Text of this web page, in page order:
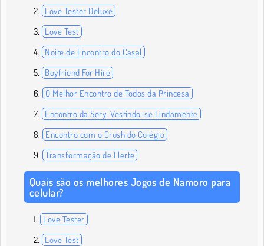
Love Tester Deluxe
Love Test
Noite de Encontro do Casal
Boyfriend For Hire
O Melhor Encontro de Todos da Princesa
Encontro da Sery: Vestindo-se Lindamente
Encontro com o Crush do Colégio
Transformação de Flerte
Quais são os melhores Jogos de Namoro para
celular?
Love Tester
Love Test